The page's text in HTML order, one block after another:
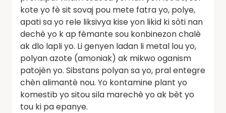
kote yo fè sit sovaj pou mete fatra yo, polye,
apati sa yo rele liksivya kise yon likid ki sòti nan
dechè yo k ap fèmante sou konbinezon chalè
ak dlo lapli yo. Li genyen ladan li metal lou yo,
polyan azote (amoniak) ak mikwo oganism
patojèn yo. Sibstans polyan sa yo, pral entegre
chèn alimantè nou. Yo kontamine plant yo
komestib yo sitou sila marechè yo ak bèt yo
tou ki pa epanye.